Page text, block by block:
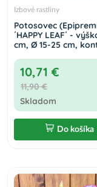
Izbové rastliny
Potosovec
´HAPPY LEAF´ -
cm, Ø 15-25 cm,
10,71 €
11,90 €
Skladom
Do košíka